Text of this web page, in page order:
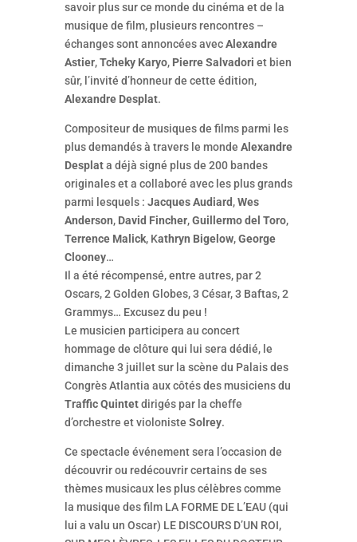
savoir plus sur ce monde du cinéma et de la
musique de film, plusieurs rencontres –
échanges sont annoncées avecAlexandre
Astier,Tcheky Karyo, Pierre Salvadori et bien
sûr, l’invité d’honneur de cette édition,
Alexandre Desplat.
Compositeur de musiques de films parmi les
plus demandés à travers le monde Alexandre
Desplata déjà signé plus de 200 bandes
originales et a collaboré avec les plus grands
parmi lesquels : Jacques Audiard ,Wes
Anderson, David Fincher,Guillermo del Toro,
Terrence Malick, Kathryn Bigelow,George
Clooney…
Il a été récompensé, entre autres, par 2
Oscars, 2 Golden Globes, 3 César, 3 Baftas, 2
Grammys… Excusez du peu !
Le musicien participera au concert
hommage de clôture qui lui sera dédié, le
dimanche 3 juillet sur la scène du Palais des
Congrès Atlantia aux côtés des musiciens du
Traffic Quintetdirigés par la cheffe
d’orchestre et violoniste Solrey.
Ce spectacle événement sera l’occasion de
découvrir ou redécouvrir certains de ses
thèmes musicaux les plus célèbres comme
la musique des film LA FORME DE L’EAU (qui
lui a valu un Oscar) LE DISCOURS D’UN ROI,